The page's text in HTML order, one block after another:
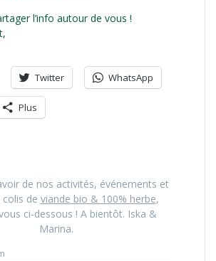
l’info autour de vous !
Twitter WhatsApp
Plus
de nos activités, événements et
de viande bio & 100% herbe,
ci-dessous ! A bientôt. Iska &
Marina.